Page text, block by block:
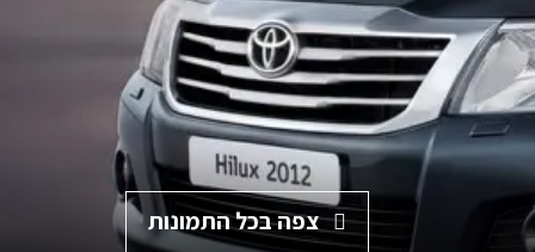
צפה בכל התמונות